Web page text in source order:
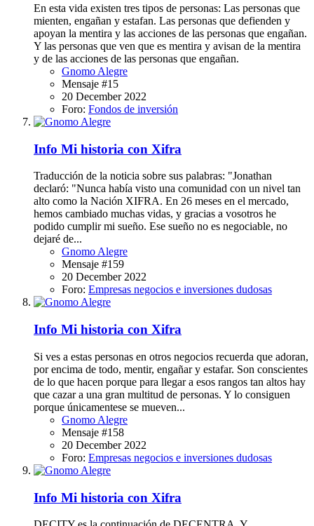
En esta vida existen tres tipos de personas: Las personas que
mienten, engañan y estafan. Las personas que defienden y
apoyan la mentira y las acciones de las personas que engañan.
Y las personas que ven que es mentira y avisan de la mentira
y de las acciones de las personas que engañan.
Gnomo Alegre
Mensaje #15
20 December 2022
Foro: Fondos de inversión
Info Mi historia con Xifra
Traducción de la noticia sobre sus palabras: "Jonathan
declaró: "Nunca había visto una comunidad con un nivel tan
alto como la Nación XIFRA. En 26 meses en el mercado,
hemos cambiado muchas vidas, y gracias a vosotros he
podido cumplir mi sueño. Ese sueño no es negociable, no
dejaré de...
Gnomo Alegre
Mensaje #159
20 December 2022
Foro: Empresas negocios e inversiones dudosas
Info Mi historia con Xifra
Si ves a estas personas en otros negocios recuerda que adoran,
por encima de todo, mentir, engañar y estafar. Son conscientes
de lo que hacen porque para llegar a esos rangos tan altos hay
que cazar a una gran multitud de personas. Y lo consiguen
porque únicamentese se mueven...
Gnomo Alegre
Mensaje #158
20 December 2022
Foro: Empresas negocios e inversiones dudosas
Info Mi historia con Xifra